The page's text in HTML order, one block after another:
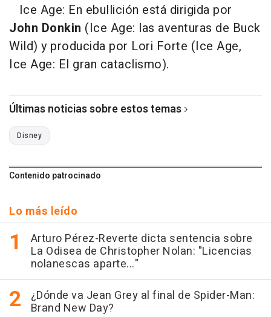
Ice Age: En ebullición está dirigida por
John Donkin (Ice Age: las aventuras de Buck
Wild) y producida por Lori Forte (Ice Age,
Ice Age: El gran cataclismo).
Últimas noticias sobre estos temas
Disney
Contenido patrocinado
Lo más leído
Arturo Pérez-Reverte dicta sentencia sobre
La Odisea de Christopher Nolan: "Licencias
nolanescas aparte..."
¿Dónde va Jean Grey al final de Spider-Man:
Brand New Day?